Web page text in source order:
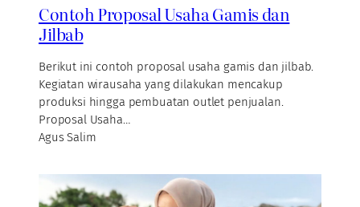
Contoh Proposal Usaha Gamis dan
Jilbab
Berikut ini contoh proposal usaha gamis dan jilbab.
Kegiatan wirausaha yang dilakukan mencakup
produksi hingga pembuatan outlet penjualan.
Proposal Usaha…
Agus Salim